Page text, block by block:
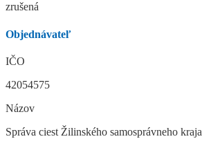
zrušená
Objednávateľ
IČO
42054575
Názov
Správa ciest Žilinského samosprávneho kraja